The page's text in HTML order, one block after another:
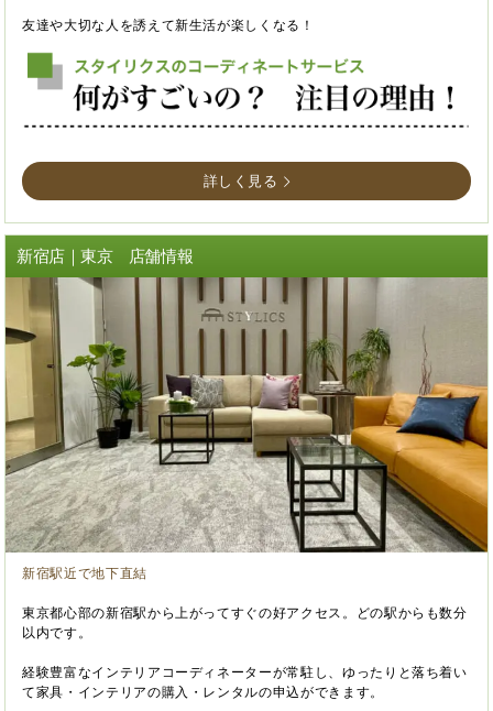
友達や大切な人を誘えて新生活が楽しくなる！
詳しく見る
新宿店｜東京 店舗情報
新宿駅近で地下直結
東京都心部の新宿駅から上がってすぐの好アクセス。どの駅からも数分
以内です。
経験豊富なインテリアコーディネーターが常駐し、ゆったりと落ち着い
て家具・インテリアの購入・レンタルの申込ができます。